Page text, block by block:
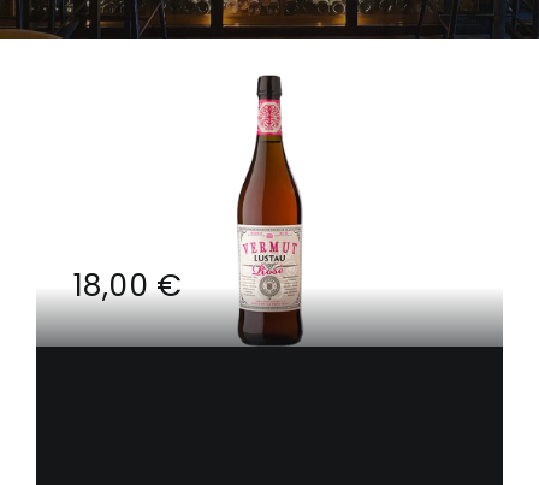
Carrito
18,00€